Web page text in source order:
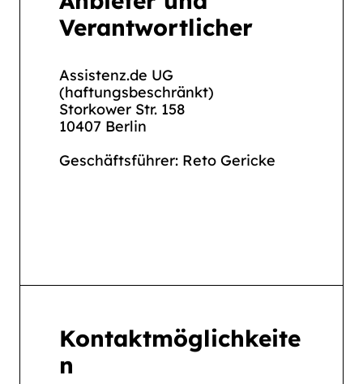
Verantwortlicher
Assistenz.de UG
(haftungsbeschränkt)
Storkower Str. 158
10407 Berlin
Geschäftsführer: Reto Gericke
Kontaktmöglichkeite
n